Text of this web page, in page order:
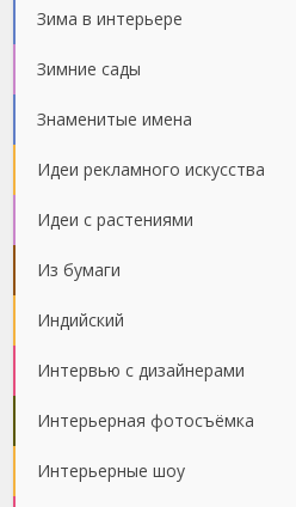
Зима в интерьере
Зимние сады
Знаменитые имена
Идеи рекламного искусства
Идеи с растениями
Из бумаги
Индийский
Интервью с дизайнерами
Интерьерная фотосъёмка
Интерьерные шоу